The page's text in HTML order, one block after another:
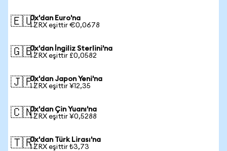
🇪🇺0x'dan Euro'na
1 ZRX eşittir €0,0678
🇬🇧0x'dan İngiliz Sterlini'na
1 ZRX eşittir £0,0582
🇯🇵0x'dan Japon Yeni'na
1 ZRX eşittir ¥12,35
🇨🇳0x'dan Çin Yuanı'na
1 ZRX eşittir ¥0,5288
🇹🇷0x'dan Türk Lirası'na
1 ZRX eşittir ₺3,73